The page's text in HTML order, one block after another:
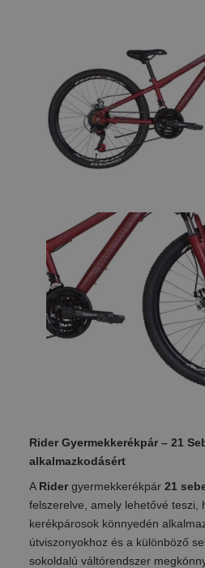
Rider Gyermekkerékpár – 21
alkalmazkodásért
A Ridergyermekkerékpár 21
felszerelve, amely lehetővé teszi,
kerékpárosok könnyedén
útviszonyokhoz és a különböző
sokoldalú váltórendszer